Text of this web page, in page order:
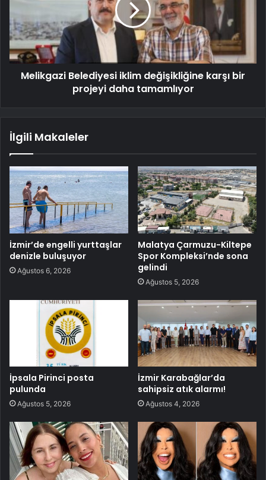
Melikgazi Belediyesi iklim değişikliğine karşı bir
projeyi daha tamamlıyor
İlgili Makaleler
İzmir’de engelli yurttaşlar
denizle buluşuyor
Ağustos 6, 2026
Malatya Çarmuzu-Kiltepe
Spor Kompleksi’nde sona
gelindi
Ağustos 5, 2026
İpsala Pirinci posta
pulunda
Ağustos 5, 2026
İzmir Karabağlar’da
sahipsiz atık alarmı!
Ağustos 4, 2026